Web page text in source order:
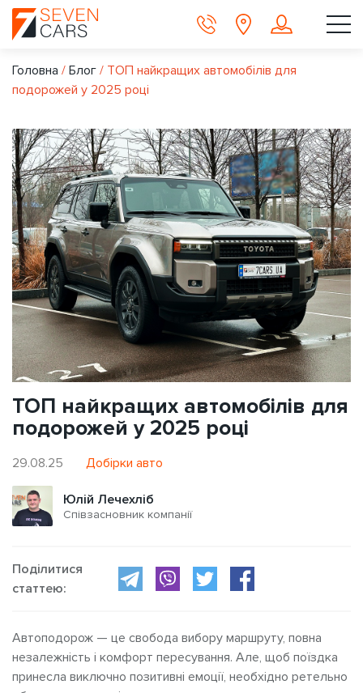
Головна / Блог / ТОП найкращих автомобілів для
подорожей у 2025 році
ТОП найкращих автомобілів для
подорожей у 2025 році
29.08.25 Добірки авто
Юлій Лечехліб
Співзасновник компанії
Поділитися
статтею:
Автоподорож — це свобода вибору маршруту, повна
незалежність і комфорт пересування. Але, щоб поїздка
принесла виключно позитивні емоції, необхідно ретельно